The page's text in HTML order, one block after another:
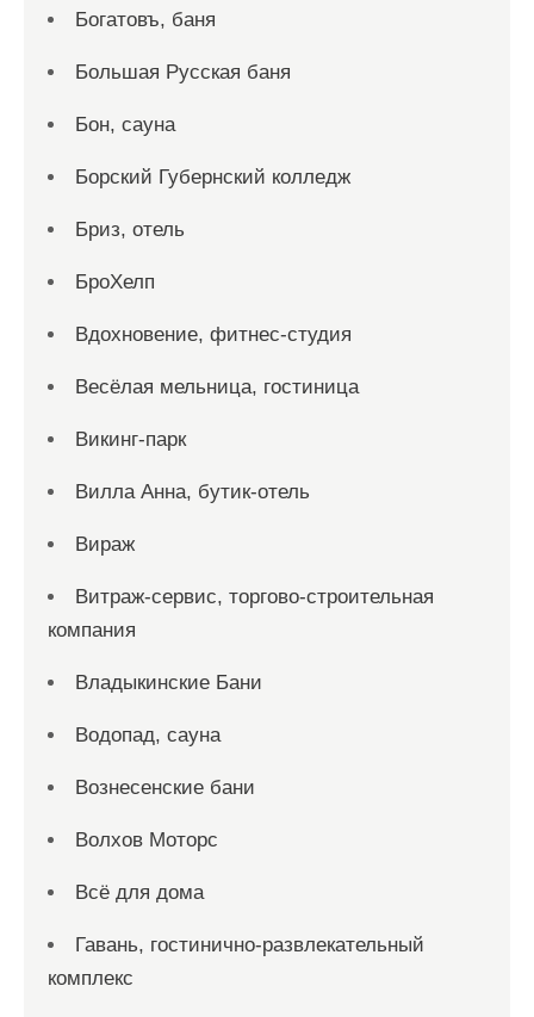
Богатовъ, баня
Большая Русская баня
Бон, сауна
Борский Губернский колледж
Бриз, отель
БроХелп
Вдохновение, фитнес-студия
Весёлая мельница, гостиница
Викинг-парк
Вилла Анна, бутик-отель
Вираж
Витраж-сервис, торгово-строительная
компания
Владыкинские Бани
Водопад, сауна
Вознесенские бани
Волхов Моторс
Всё для дома
Гавань, гостинично-развлекательный
комплекс